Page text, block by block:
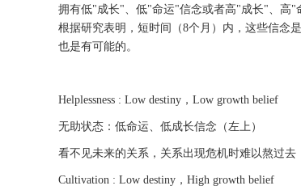
拥有低"成长"、低"命运"信念或者高"成长"、高"
根据研究表明，短时间（8个月）内，这些信念
也是有可能的。
Helplessness : Low destiny，Low growth belief
无助状态：低命运、低成长信念（左上）
看不见未来的关系，关系出现危机时难以熬过去
Cultivation : Low destiny，High growth belief